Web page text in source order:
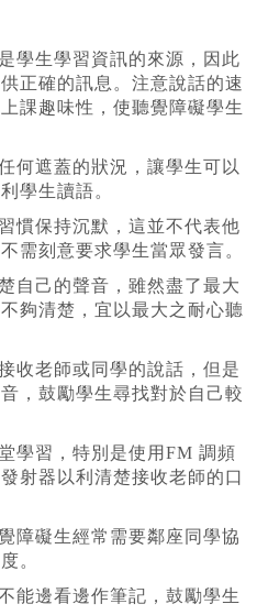
學生學習資訊的來源，因此
正確的訊息。注意說話的速
課趣味性，使聽覺障礙學生
何遮蓋的狀況，讓學生可以
學生讀語。
慣保持沉默，這並不代表他
需刻意要求學生當眾發言。
自己的聲音，雖然盡了最大
夠清楚，宜以最大之耐心聽
收老師或同學的說話，但是
，鼓勵學生尋找對於自己較
學習，特別是使用FM 調頻
射器以利清楚接收老師的口
障礙生經常需要鄰座同學協
。
能邊看邊作筆記，鼓勵學生